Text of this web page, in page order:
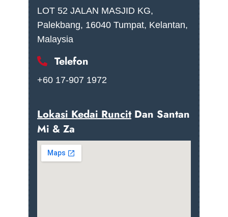
LOT 52 JALAN MASJID KG,
Palekbang, 16040 Tumpat, Kelantan,
Malaysia
Telefon
+60 17-907 1972
Lokasi Kedai RuncitDan Santan
Mi & Za